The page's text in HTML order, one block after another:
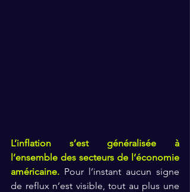
L’inflation s’est généralisée à
l’ensemble des secteurs de l’économie
américaine. Pour l’instant aucun signe
de reflux n’est visible, tout au plus une